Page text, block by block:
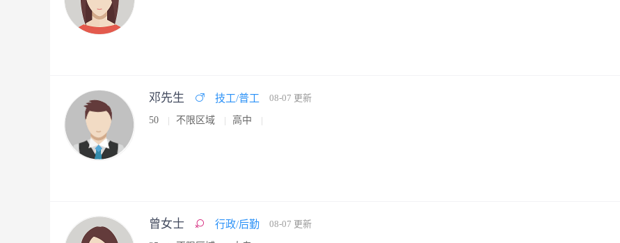
邓先生 技工/普工 08-07 更新
50 不限区域 高中
曾女士 行政/后勤 08-07 更新